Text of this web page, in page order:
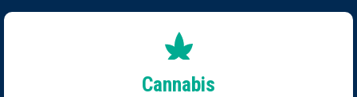
Cannabis